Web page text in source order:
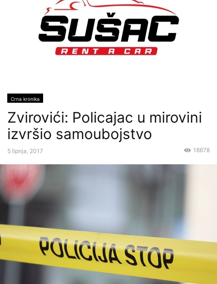
Crna kronika
Zvirovići: Policajac u mirovini
izvršio samoubojstvo
5 lipnja, 2017 18678